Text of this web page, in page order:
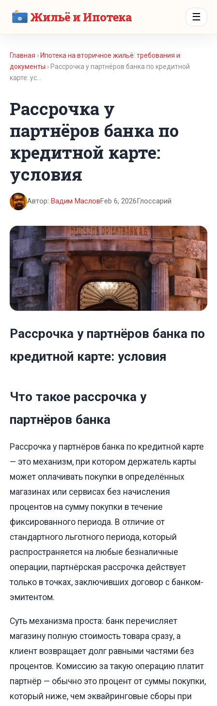
Жильё и Ипотека ☰
Главная › Ипотека на вторичное жильё: требования и
документы › Рассрочка у партнёров банка по кредитной
карте: ус…
Рассрочка у
партнёров банка по
кредитной карте:
условия
Автор: Вадим МасловFeb 6, 2026 Глоссарий
Рассрочка у партнёров банка по
кредитной карте: условия
Что такое рассрочка у
партнёров банка
Рассрочка у партнёров банка по кредитной карте
— это механизм, при котором держатель карты
может оплачивать покупки в определённых
магазинах или сервисах без начисления
процентов на сумму покупки в течение
фиксированного периода. В отличие от
стандартного льготного периода, который
распространяется на любые безналичные
операции, партнёрская рассрочка действует
только в точках, заключивших договор с банком-
эмитентом.
Суть механизма проста: банк перечисляет
магазину полную стоимость товара сразу, а
клиент возвращает долг равными частями без
процентов. Комиссию за такую операцию платит
партнёр — обычно это процент от суммы покупки,
который ниже, чем эквайринговые сборы при